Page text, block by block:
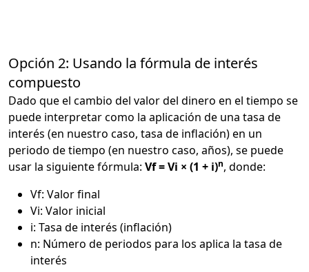
Opción 2: Usando la fórmula de interés
compuesto
Dado que el cambio del valor del dinero en el tiempo se
puede interpretar como la aplicación de una tasa de
interés (en nuestro caso, tasa de inflación) en un
periodo de tiempo (en nuestro caso, años), se puede
usar la siguiente fórmula: Vf = Vi × (1 + i)n, donde:
Vf: Valor final
Vi: Valor inicial
i: Tasa de interés (inflación)
n: Número de periodos para los aplica la tasa de
interés